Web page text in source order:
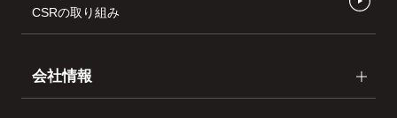
CSRの取り組み
会社情報